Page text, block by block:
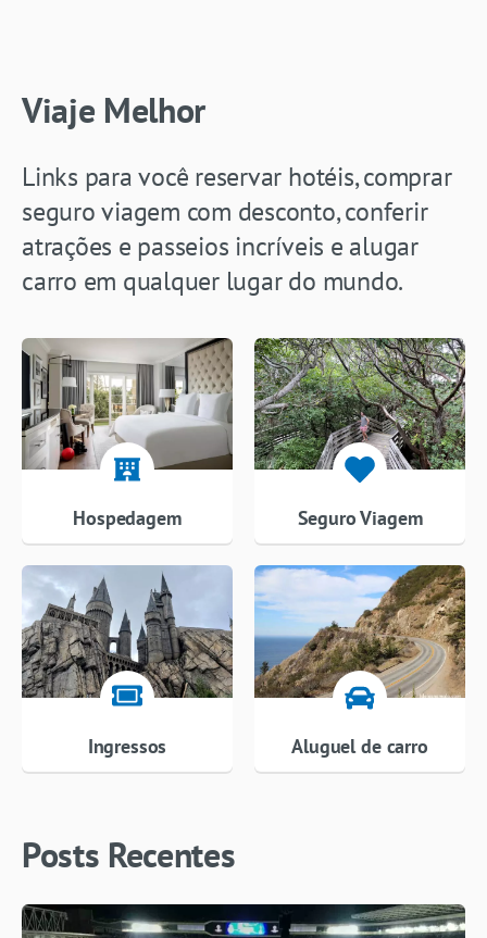
Viaje Melhor
Links para você reservar hotéis, comprar
seguro viagem com desconto, conferir
atrações e passeios incríveis e alugar
carro em qualquer lugar do mundo.
Hospedagem Seguro Viagem
Ingressos Aluguel de carro
Posts Recentes